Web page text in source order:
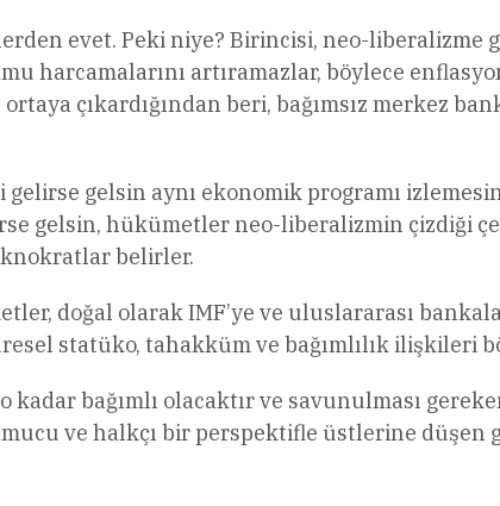
evet. Peki niye? Birincisi, neo-liberalizme
harcamalarını artıramazlar, böylece
çıkardığından beri, bağımsız merkez
gelsin aynı ekonomik programı izlemesini
gelsin, hükümetler neo-liberalizmin çizdiği
belirler.
doğal olarak IMF’ye ve uluslararası
statüko, tahakküm ve bağımlılık ilişkileri
bağımlı olacaktır ve savunulması
ve halkçı bir perspektifle üstlerine düşen